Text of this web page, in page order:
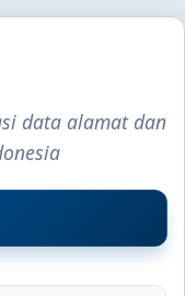
data alamat dan